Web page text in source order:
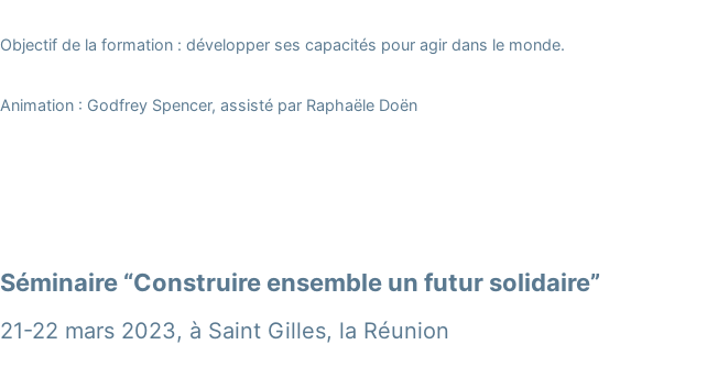
Objectif de la formation : développer ses capacités pour agir dans le monde.
Animation : Godfrey Spencer, assisté par Raphaële Doën
Séminaire “Construire ensemble un futur solidaire”
21-22 mars 2023, à Saint Gilles, la Réunion